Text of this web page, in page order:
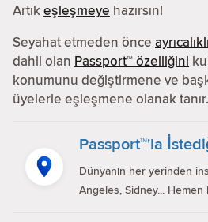
Artıkeşleşmeye hazırsın!
Seyahat etmeden önce
dahil olan Passport™ özelliğini
konumunu değiştirmene ve
üyelerle eşleşmene olanak tanır.
Passport™'la
Dünyanın her yerinden
Angeles, Sidney... Hemen